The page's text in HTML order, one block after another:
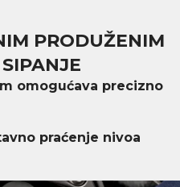
PRODUŽENIM
omogućava precizno
praćenje nivoa